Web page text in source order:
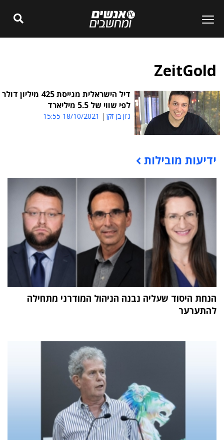
ZeitGold
דיל הישראלית מגייסת 425 מיליון דולר
לפי שווי של 5.5 מיליארד
ג'ון בן-זקן 18/10/2021 15:55
תוכן פרסומי
ידיעות מובילות
הנחת היסוד שעליה נבנה הניהול המודרני מתחילה
להתערער